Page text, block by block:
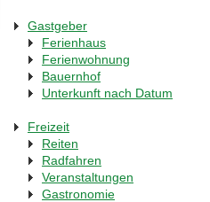
Gastgeber
Ferienhaus
Ferienwohnung
Bauernhof
Unterkunft nach Datum
Freizeit
Reiten
Radfahren
Veranstaltungen
Gastronomie